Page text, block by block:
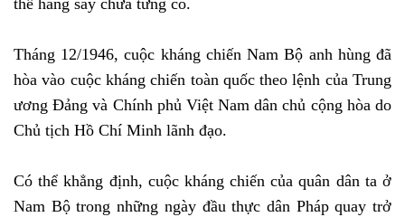
Tháng 12/1946, cuộc kháng chiến Nam Bộ anh hùng đã
hòa vào cuộc kháng chiến toàn quốc theo lệnh của Trung
ương Đảng và Chính phủ Việt Nam dân chủ cộng hòa do
Chủ tịch Hồ Chí Minh lãnh đạo.
Có thể khẳng định, cuộc kháng chiến của quân dân ta ở
Nam Bộ trong những ngày đầu thực dân Pháp quay trở